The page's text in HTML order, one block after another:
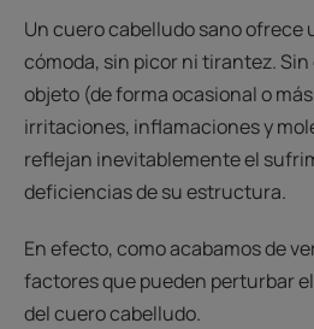
Un cuero cabelludo sano ofrece
cómoda, sin picor ni tirantez.
objeto (de forma ocasional o
irritaciones, inflamaciones y
reflejan inevitablemente el
deficiencias de su estructura.
En efecto, como acabamos de
factores que pueden perturbar
del cuero cabelludo.